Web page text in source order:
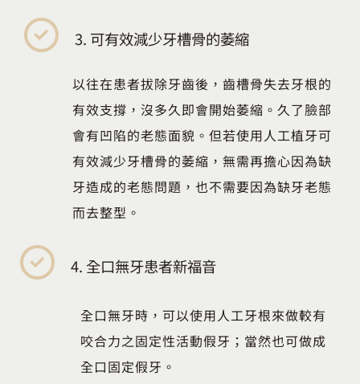
3. 可有效減少牙槽骨的萎縮
以往在患者拔除牙齒後，齒槽骨失去牙根的
有效支撐，沒多久即會開始萎縮。久了臉部
會有凹陷的老態面貌。但若使用人工植牙可
有效減少牙槽骨的萎縮，無需再擔心因為缺
牙造成的老態問題，也不需要因為缺牙老態
而去整型。
4. 全口無牙患者新福音
全口無牙時，可以使用人工牙根來做較有
咬合力之固定性活動假牙；當然也可做成
全口固定假牙。